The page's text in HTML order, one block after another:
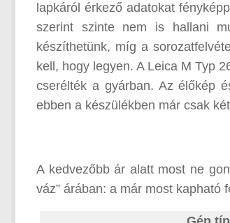
lapkáról érkező adatokat
szerint szinte nem is hallani
készíthetünk, míg a
kell, hogy legyen. A Leica M Typ
cserélték a gyárban. Az élőkép
ebben a készülékben már csak
A kedvezőbb ár alatt most ne
váz” árában: a már most kapható